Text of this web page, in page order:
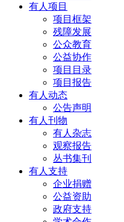
有人项目
项目框架
残障发展
公众教育
公益协作
项目目录
项目报告
有人动态
公告声明
有人刊物
有人杂志
观察报告
丛书集刊
有人支持
企业捐赠
公益资助
政府支持